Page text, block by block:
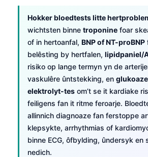
Hokker bloedtests litte
wichtsten binne troponine foar
of in hertoanfal, BNP of NT-proBNP
belêsting by hertfalen, lipidpaniel/
risiko op lange termyn yn de
vaskulêre ûntstekking, en
elektrolyt-tes om’t se it kardiake
feiligens fan it ritme feroarje.
allinnich diagnoaze fan ferstoppe
klepsykte, arrhythmias of
binne ECG, ôfbylding, ûndersyk en
nedich.